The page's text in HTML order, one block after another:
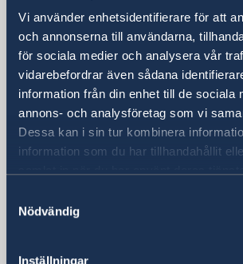
Vi använder enhetsidentifierare för att
och annonserna till användarna,
för sociala medier och analysera vår
vidarebefordrar även sådana
information från din enhet till de sociala
annons- och analysföretag som vi
Dessa kan i sin tur kombinera
information som du har tillhandahållit
Nödvändig
Inställningar
Sweden in Philippines
Embassy
Visiting address
11th Floor, DelRosarioLaw
21st Drive corner 20th
Postal address
21st Drive corner 20th